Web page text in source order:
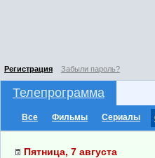
Регистрация Забыли пароль?
Телепрограмма
Все Фильмы Сериалы
Пятница, 7 августа